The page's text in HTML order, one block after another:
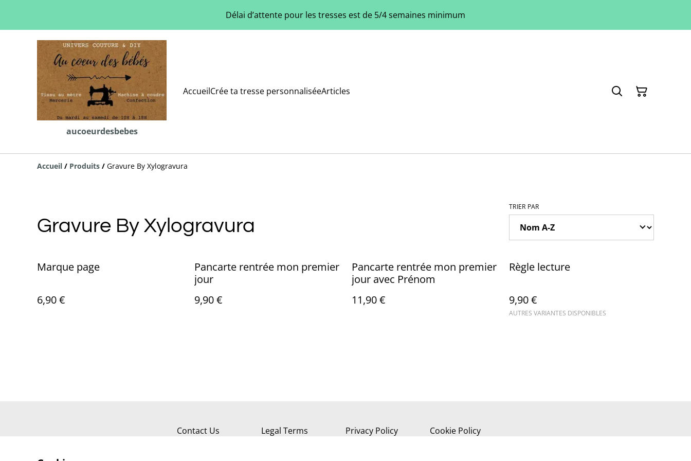
Délai d’attente pour les tresses est de 5/4 semaines minimum
aucoeurdesbebes
AccueilCrée ta tresse personnaliséeArticles
Accueil / Produits / Gravure By Xylogravura
Gravure By Xylogravura
TRIER PAR
Marque page
6,90 €
Pancarte rentrée mon premier
jour
9,90 €
Pancarte rentrée mon premier
jour avec Prénom
11,90 €
Règle lecture
9,90 €
AUTRES VARIANTES DISPONIBLES
Contact Us Legal Terms Privacy Policy Cookie Policy